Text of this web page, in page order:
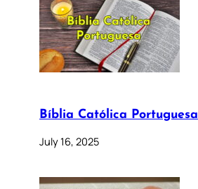
Bíblia Católica Portuguesa
July 16, 2025